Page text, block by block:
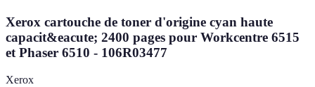
Xerox cartouche de toner d'origine cyan haute
capacit&eacute; 2400 pages pour Workcentre 6515
et Phaser 6510 - 106R03477
Xerox